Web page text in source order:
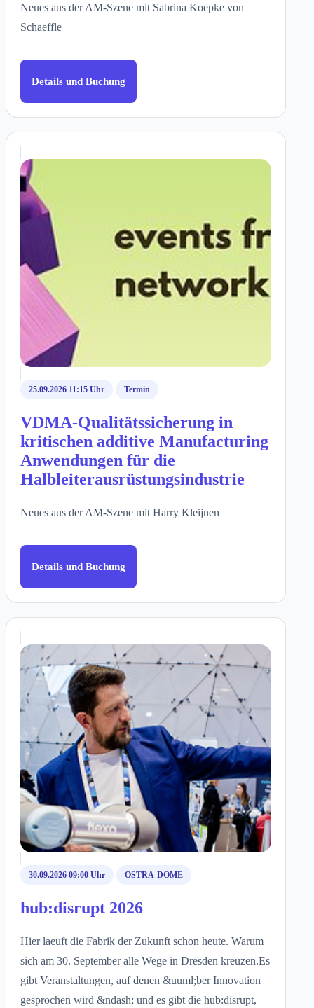
Neues aus der AM-Szene mit Sabrina Koepke von
Schaeffle
Details und Buchung
25.09.2026 11:15 Uhr Termin
VDMA-Qualitätssicherung in
kritischen additive Manufacturing
Anwendungen für die
Halbleiterausrüstungsindustrie
Neues aus der AM-Szene mit Harry Kleijnen
Details und Buchung
30.09.2026 09:00 Uhr OSTRA-DOME
hub:disrupt 2026
Hier laeuft die Fabrik der Zukunft schon heute. Warum
sich am 30. September alle Wege in Dresden kreuzen.Es
gibt Veranstaltungen, auf denen &uuml;ber Innovation
gesprochen wird &ndash; und es gibt die hub:disrupt,